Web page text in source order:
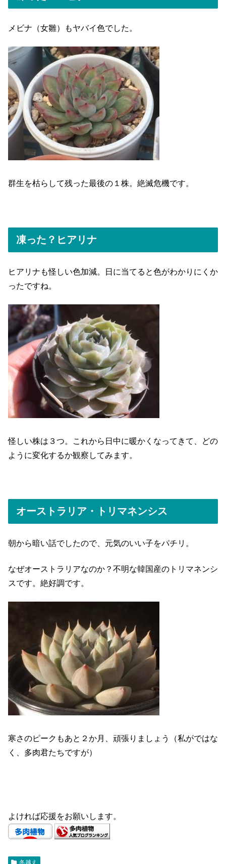
メビナ（女雛）もヤバイ色でした。
群生を枯らして残った最後の１株。絶滅危機です。
凍った？ヒアリナ
ヒアリナも怪しい色加減。日に当てると色がわかりにくか
ったですね。
怪しい株は３つ。これから日中に暖かくなってきて、どの
ように変化するか観察してみます。
オーストラリア・トリマネンシス
朝から暗い話でしたので、元気のいい子をパチリ。
なぜオーストラリアなのか？不明な韓国産のトリマネンシ
スです。絶好調です。
寒さのピークもあと２か月、頑張りましょう（私がではな
く、多肉君たちですが）
よければ応援をお願いします。